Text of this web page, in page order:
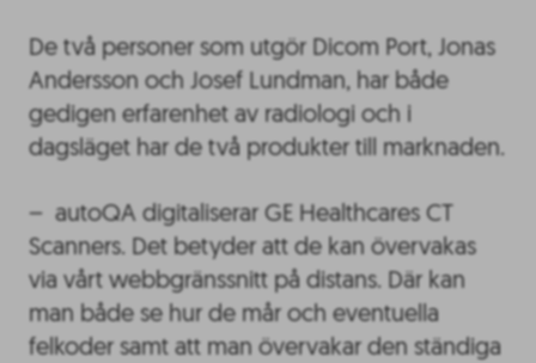
De två personer som utgör Dicom Port, Jonas
Andersson och Josef Lundman, har både
gedigen erfarenhet av radiologi och i
dagsläget har de två produkter till marknaden.
– autoQA digitaliserar GE Healthcares CT
Scanners. Det betyder att de kan övervakas
via vårt webbgränssnitt på distans. Där kan
man både se hur de mår och eventuella
felkoder samt att man övervakar den ständiga